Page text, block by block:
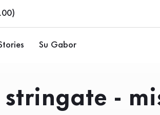
Su Gabor
Sostenibilità
stringate -